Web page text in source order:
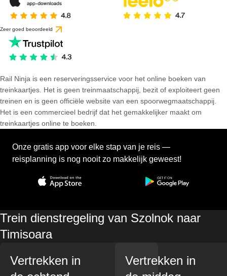
Zeer goed beoordeeld
Rail Ninja is een reserveringsservice voor het online boeken van
treinkaartjes. Het is geen treinmaatschappij, bezit of exploiteert geen
treinen en is geen officiële website van een spoorwegmaatschappij.
Het is een commercieel bedrijf dat het gemakkelijker maakt om
treinkaartjes online te boeken.
Onze gratis app voor elke stap van je reis —
reisplanning is nog nooit zo makkelijk geweest!
Trein dienstregeling van Szolnok naar
Timisoara
Vertrekken in
Vertrekken in